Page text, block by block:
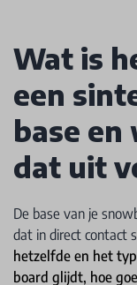
Wat is
een
base en
dat uit
De base van je
dat in direct contact
hetzelfde en het
board glijdt, hoe